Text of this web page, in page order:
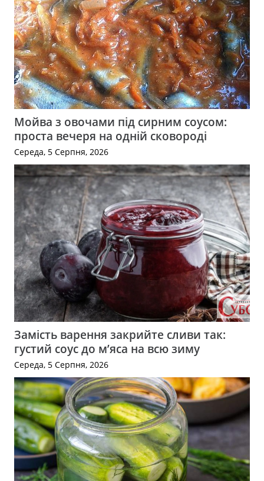
Мойва з овочами під сирним соусом:
проста вечеря на одній сковороді
Середа, 5 Серпня, 2026
Замість варення закрийте сливи так:
густий соус до м’яса на всю зиму
Середа, 5 Серпня, 2026